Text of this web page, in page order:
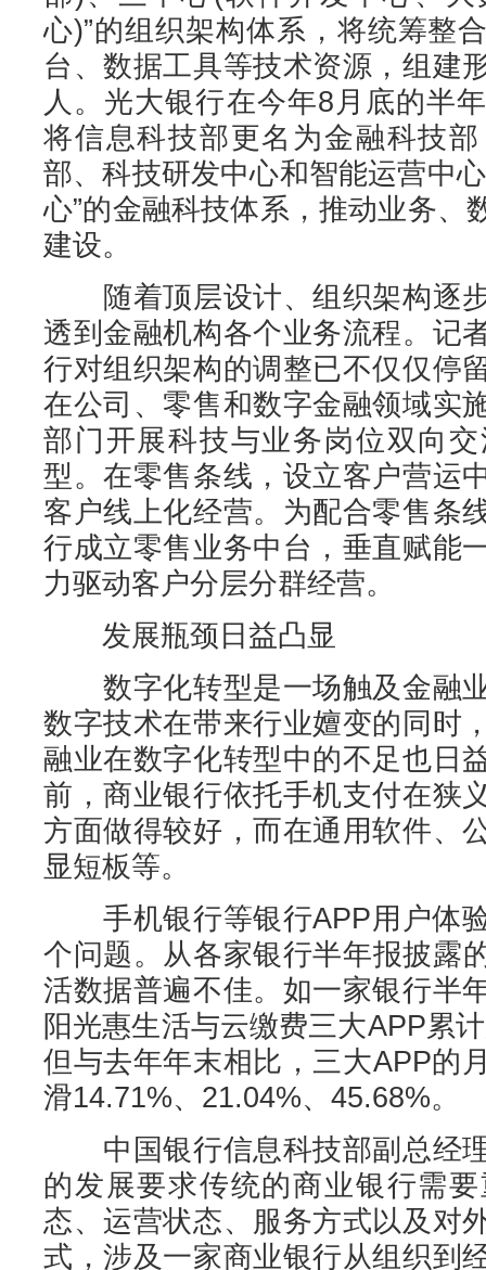
心)”的组织架构体系，将统筹整
台、数据工具等技术资源，组建
人。光大银行在今年8月底的半
将信息科技部更名为金融科技
部、科技研发中心和智能运营中
心”的金融科技体系，推动业务、
建设。
随着顶层设计、组织架构逐
透到金融机构各个业务流程。记
行对组织架构的调整已不仅仅停
在公司、零售和数字金融领域实
部门开展科技与业务岗位双向
型。在零售条线，设立客户营运
客户线上化经营。为配合零售条
行成立零售业务中台，垂直赋能
力驱动客户分层分群经营。
发展瓶颈日益凸显
数字化转型是一场触及金融
数字技术在带来行业嬗变的同时
融业在数字化转型中的不足也日
前，商业银行依托手机支付在狭
方面做得较好，而在通用软件、
显短板等。
手机银行等银行APP用户体
个问题。从各家银行半年报披露
活数据普遍不佳。如一家银行半
阳光惠生活与云缴费三大APP累
但与去年年末相比，三大APP的
滑14.71%、21.04%、45.68%。
中国银行信息科技部副总经
的发展要求传统的商业银行需
态、运营状态、服务方式以及对
式，涉及一家商业银行从组织到